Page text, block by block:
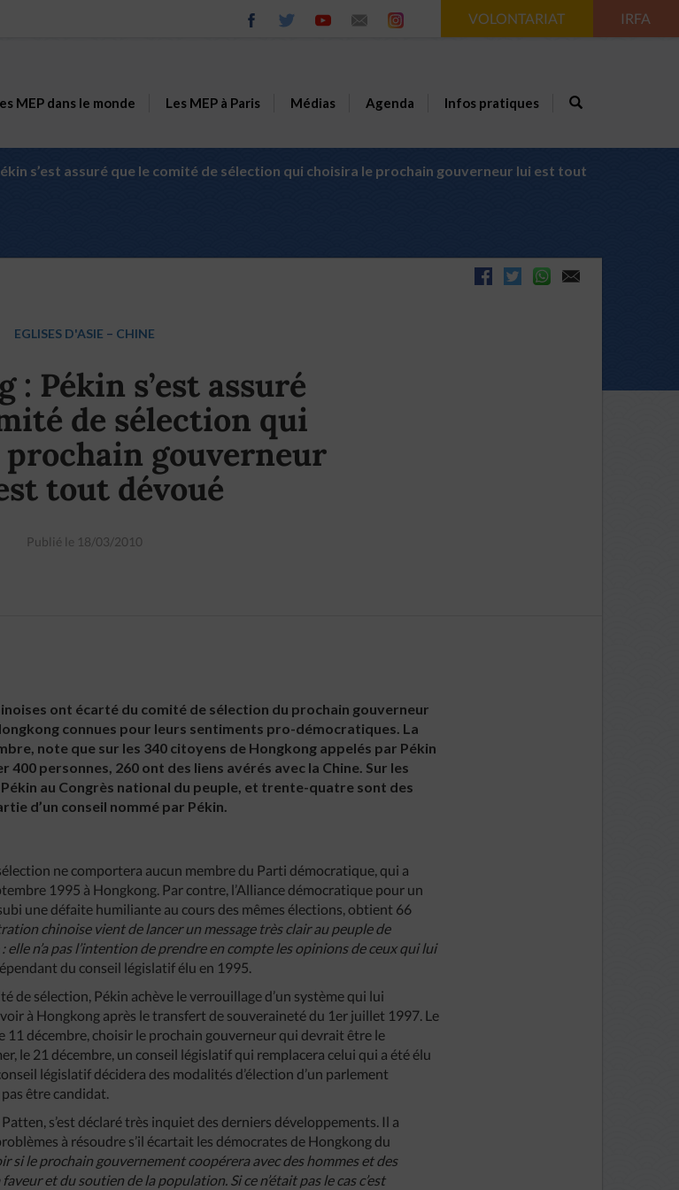
VOLONTARIAT IRFA
MEP dans le monde Les MEP à Paris Médias Agenda Infos pratiques
s’est assuré que le comité de sélection qui choisira le prochain gouverneur lui est tout
EGLISES D'ASIE – CHINE
: Pékin s’est assuré
de sélection qui
gouverneur
tout dévoué
Publié le 18/03/2010
ont écarté du comité de sélection du prochain gouverneur
connues pour leurs sentiments pro-démocratiques. La
note que sur les 340 citoyens de Hongkong appelés par Pékin
personnes, 260 ont des liens avérés avec la Chine. Sur les
au Congrès national du peuple, et trente-quatre sont des
d’un conseil nommé par Pékin.
ne comportera aucun membre du Parti démocratique, qui a
1995 à Hongkong. Par contre, l’Alliance démocratique pour un
une défaite humiliante au cours des mêmes élections, obtient 66
chinoise vient de lancer un message très clair au peuple de
n’a pas l’intention de prendre en compte les opinions de ceux qui lui
du conseil législatif élu en 1995.
de sélection, Pékin achève le verrouillage d’un système qui lui
à Hongkong après le transfert de souveraineté du 1er juillet 1997. Le
11 décembre, choisir le prochain gouverneur qui devrait être le
le 21 décembre, un conseil législatif qui remplacera celui qui a été élu
législatif décidera des modalités d’élection d’un parlement
être candidat.
s’est déclaré très inquiet des derniers développements. Il a
à résoudre s’il écartait les démocrates de Hongkong du
si le prochain gouvernement coopérera avec des hommes et des
et du soutien de la population. Si ce n’était pas le cas c’est